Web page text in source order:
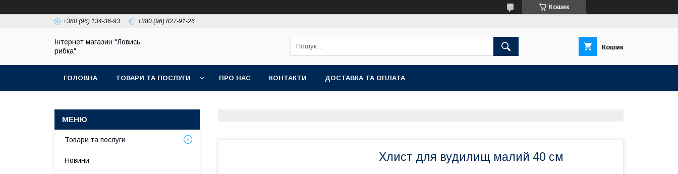
Кошик
+380 (96) 134-36-93 +380 (96) 827-91-26
Інтернет магазин "Ловись
рибка"
Кошик
ГОЛОВНА ТОВАРИ ТА ПОСЛУГИ ПРО НАС КОНТАКТИ ДОСТАВКА ТА ОПЛАТА
Хлист для вудилищ малий 40 см
Товари та послуги
Новини